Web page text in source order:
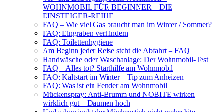
WOHNMOBIL FÜR BEGINNER – DIE
EINSTEIGER-REIHE
FAQ – Wie viel Gas braucht man im Winter / Sommer?
FAQ: Eingraben verhindern
FAQ: Toilettenhygiene
Am Beginn jeder Reise steht die Abfahrt – FAQ
Handwäsche oder Waschanlage: Der Wohnmobil-Test
FAQ – Alles tot? Starthilfe am Wohnmobil
FAQ: Kaltstart im Winter – Tip zum Anheizen
FAQ: Was ist ein Fender am Wohnmobil
Mückenspray: Anti-Brumm und NOBITE wirken
wirklich gut – Daumen hoch